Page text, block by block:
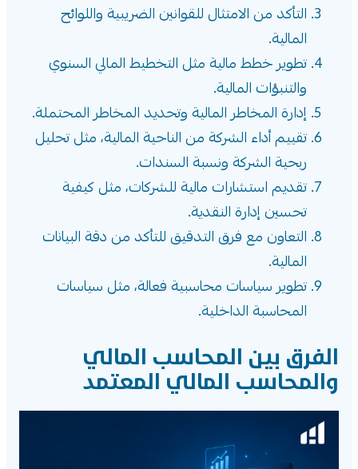
التأكد من الامتثال للقوانين الضريبية واللوائح
المالية.
تطوير خطط مالية مثل التخطيط المالي السنوي
والتنبؤات المالية.
إدارة المخاطر المالية وتحديد المخاطر المحتملة.
تقييم أداء الشركة من الناحية المالية، مثل تحليل
ربحية الشركة ونسبة السندات.
تقديم استشارات مالية للشركات، مثل كيفية
تحسين إدارة النقدية.
التعاون مع فرق التدقيق للتأكد من دقة البيانات
المالية.
تطوير سياسات محاسبية فعالة، مثل سياسات
المحاسبة الداخلية.
الفرق بين المحاسب المالي
والمحاسب المالي المعتمد